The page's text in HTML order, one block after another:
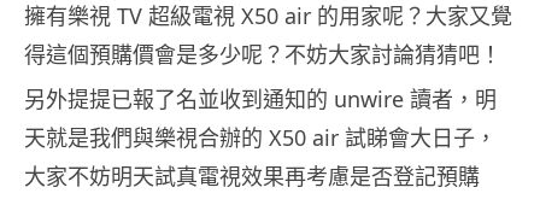
擁有樂視 TV 超級電視 X50 air 的用家呢？大家又覺
得這個預購價會是多少呢？不妨大家討論猜猜吧！
另外提提已報了名並收到通知的 unwire 讀者，明
天就是我們與樂視合辦的 X50 air 試睇會大日子，
大家不妨明天試真電視效果再考慮是否登記預購